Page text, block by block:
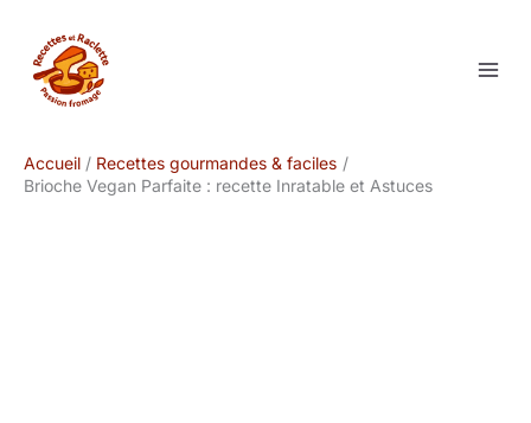
contenu
Accueil
Recettes gourmandes & faciles
Brioche Vegan Parfaite : recette Inratable et Astuces